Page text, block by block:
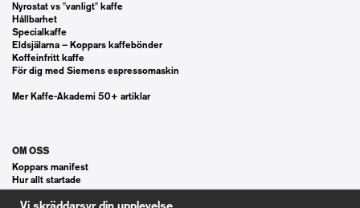
Nyrostat vs "vanligt" kaffe
Hållbarhet
Specialkaffe
Eldsjälarna – Koppars kaffebönder
Koffeinfritt kaffe
För dig med Siemens espressomaskin
Mer Kaffe-Akademi 50+ artiklar
OM OSS
Koppars manifest
Hur allt startade
Våra gästspel